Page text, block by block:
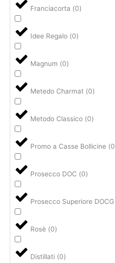
Franciacorta (0)
Idee Regalo (0)
Magnum (0)
Metedo Charmat (0)
Metodo Classico (0)
Promo a Casse Bollicine (0
Prosecco DOC (0)
Prosecco Superiore DOCG
Rosè (0)
Distillati (0)